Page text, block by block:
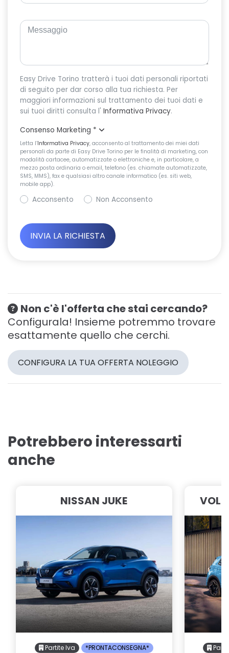
Easy Drive Torino tratterà i tuoi dati personali riportati
di seguito per dar corso alla tua richiesta. Per
maggiori informazioni sul trattamento dei tuoi dati e
sui tuoi diritti consulta l' Informativa Privacy.
Consenso Marketing *
Letta l’Informativa Privacy, acconsento al trattamento dei miei dati
personali da parte di Easy Drive Torino per le finalità di marketing, con
modalità cartacee, automatizzate o elettroniche e, in particolare, a
mezzo posta ordinaria o email, telefono (es. chiamate automatizzate,
SMS, MMS), fax e qualsiasi altro canale informatico (es. siti web,
mobile app).
Acconsento Non Acconsento
Non c'è l'offerta che stai cercando?
Configurala! Insieme potremmo trovare
esattamente quello che cerchi.
CONFIGURA LA TUA OFFERTA NOLEGGIO
Potrebbero interessarti
anche
NISSAN JUKE
Partite Iva *PRONTACONSEGNA*